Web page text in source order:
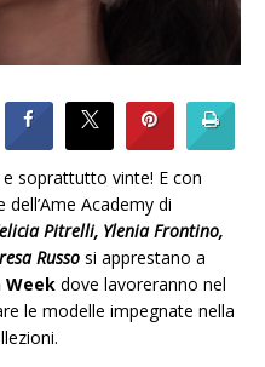
soprattutto vinte! E con
Academy di
Pitrelli, Ylenia Frontino,
Russo si apprestano a
Week dove lavoreranno nel
le modelle impegnate nella